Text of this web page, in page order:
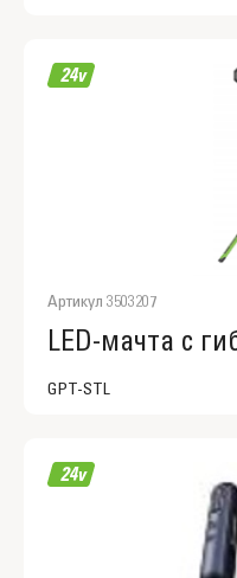
Артикул 3503207
GPT-STL